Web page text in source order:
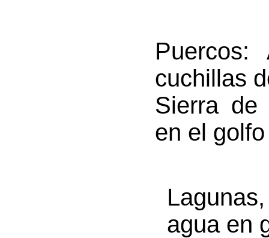
Puercos:
cuchillas
Sierra de
en el
agua en